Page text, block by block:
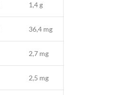
1,4 g
36,4 mg
2,7 mg
2,5 mg